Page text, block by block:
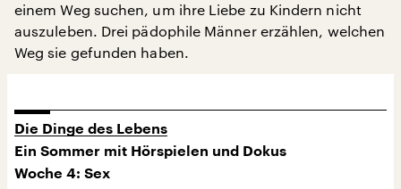
einem Weg suchen, um ihre Liebe zu Kindern nicht
auszuleben. Drei pädophile Männer erzählen, welchen
Weg sie gefunden haben.
Die Dinge des Lebens
Ein Sommer mit Hörspielen und Dokus
Woche 4: Sex